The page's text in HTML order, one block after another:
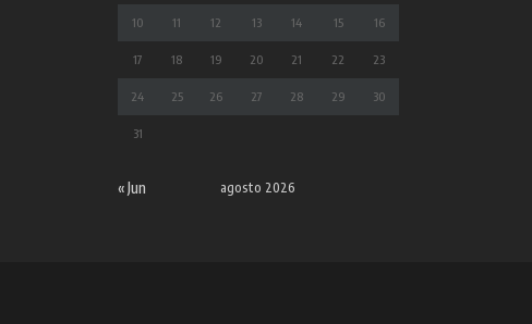
agosto 2026
10 11 12 13 14 15 16
17 18 19 20 21 22 23
24 25 26 27 28 29 30
31
« Jun